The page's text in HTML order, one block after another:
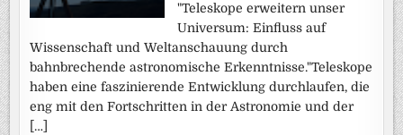
"Teleskope erweitern unser
Universum: Einfluss auf
Wissenschaft und Weltanschauung durch
bahnbrechende astronomische Erkenntnisse."Teleskope
haben eine faszinierende Entwicklung durchlaufen, die
eng mit den Fortschritten in der Astronomie und der
[…]